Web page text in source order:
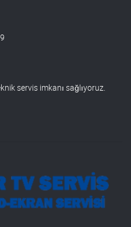
servis imkanı sağlıyoruz.